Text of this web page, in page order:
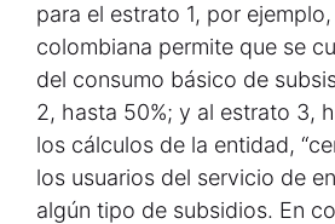
para el estrato 1, por
colombiana permite que se
del consumo básico de
2, hasta 50%; y al estrato 3,
los cálculos de la entidad,
los usuarios del servicio de
algún tipo de subsidios. En